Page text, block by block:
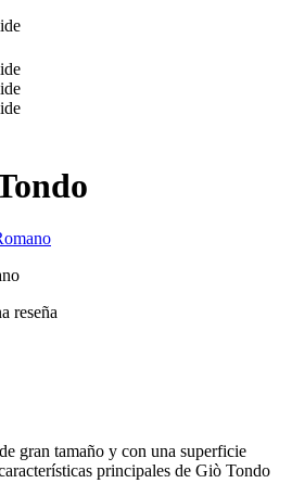
reseña
gran tamaño y con una superficie
principales de Giò Tondo